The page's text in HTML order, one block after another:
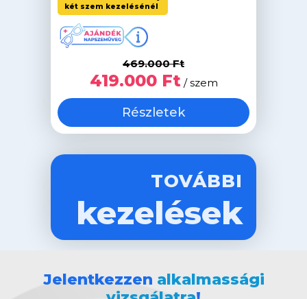
két szem kezelésénél
469.000 Ft
419.000 Ft/ szem
Részletek
TOVÁBBI
kezelések
Jelentkezzen alkalmassági